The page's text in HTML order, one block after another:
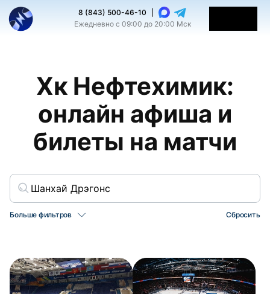
8 (843) 500-46-10
Ежедневно с 09:00 до 20:00 Мск
Хк Нефтехимик:
онлайн афиша и
билеты на матчи
Больше фильтров Сбросить